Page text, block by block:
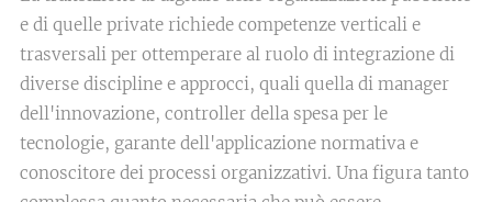
e di quelle private richiede competenze verticali e
trasversali per ottemperare al ruolo di integrazione di
diverse discipline e approcci, quali quella di manager
dell'innovazione, controller della spesa per le
tecnologie, garante dell'applicazione normativa e
conoscitore dei processi organizzativi. Una figura tanto